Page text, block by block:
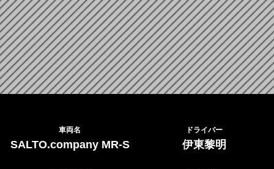
車両名
SALTO.company MR-S
ドライバー
伊東黎明